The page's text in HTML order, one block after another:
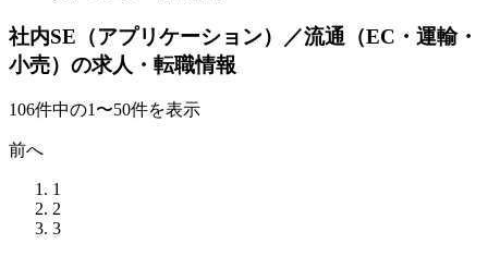
社内SE（アプリケーション）／流通（EC・運輸・
小売）の求人・転職情報
106件中の1〜50件を表示
前へ
1
2
3